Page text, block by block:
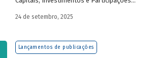
novas empresas investidas pela
Finanças e Gente e Gestão da Santa Clara
Agrociência Industrial, e Eduardo Couto,
24 de setembro, 2025
Lançamentos de publicações